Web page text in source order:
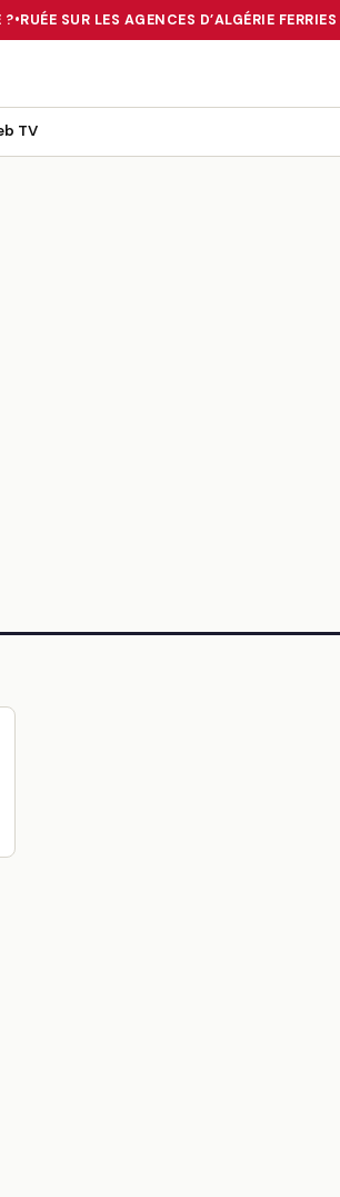
•RUÉE SUR LES AGENCES D’ALGÉRIE
?•RUÉE SUR LES AGENCES D’ALGÉRIE
TV